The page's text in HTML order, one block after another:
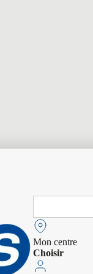
Search
Mon centre
Choisir